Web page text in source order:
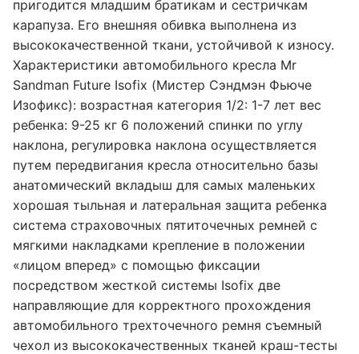
пригодится младшим братикам и сестричкам
карапуза. Его внешняя обивка выполнена из
высококачественной ткани, устойчивой к износу.
Характеристики автомобильного кресла Mr
Sandman Future Isofix (Мистер Сэндмэн Фьюче
Изофикс): возрастная категория 1/2: 1-7 лет вес
ребенка: 9-25 кг 6 положений спинки по углу
наклона, регулировка наклона осуществляется
путем передвигания кресла относительно базы
анатомический вкладыш для самых маленьких
хорошая тыльная и латеральная защита ребенка
система страховочных пятиточечных ремней с
мягкими накладками крепление в положении
«лицом вперед» с помощью фиксации
посредством жесткой системы Isofix две
направляющие для корректного прохождения
автомобильного трехточечного ремня съемный
чехол из высококачественных тканей краш-тесты